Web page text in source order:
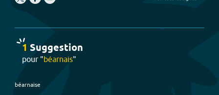
1 Suggestion
pour "béarnais"
béarnaise